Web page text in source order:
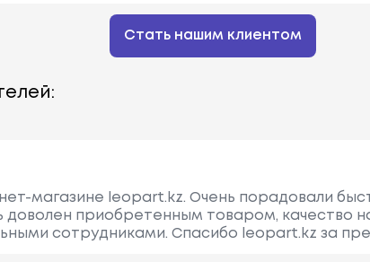
Стать нашим клиентом
магазине leopart.kz. Очень порадовали
доволен приобретенным товаром, качество
сотрудниками. Спасибо leopart.kz за